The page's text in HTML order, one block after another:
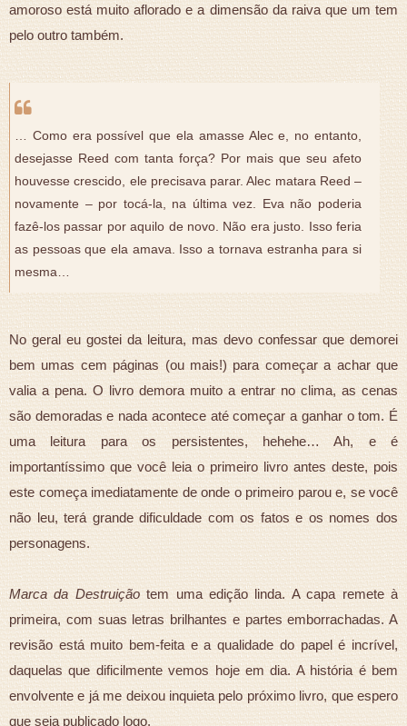
amoroso está muito aflorado e a dimensão da raiva que um tem
pelo outro também.
… Como era possível que ela amasse Alec e, no entanto,
desejasse Reed com tanta força? Por mais que seu afeto
houvesse crescido, ele precisava parar. Alec matara Reed –
novamente – por tocá-la, na última vez. Eva não poderia
fazê-los passar por aquilo de novo. Não era justo. Isso feria
as pessoas que ela amava. Isso a tornava estranha para si
mesma…
No geral eu gostei da leitura, mas devo confessar que demorei
bem umas cem páginas (ou mais!) para começar a achar que
valia a pena. O livro demora muito a entrar no clima, as cenas
são demoradas e nada acontece até começar a ganhar o tom. É
uma leitura para os persistentes, hehehe… Ah, e é
importantíssimo que você leia o primeiro livro antes deste, pois
este começa imediatamente de onde o primeiro parou e, se você
não leu, terá grande dificuldade com os fatos e os nomes dos
personagens.
Marca da Destruiçãotem uma edição linda. A capa remete à
primeira, com suas letras brilhantes e partes emborrachadas. A
revisão está muito bem-feita e a qualidade do papel é incrível,
daquelas que dificilmente vemos hoje em dia. A história é bem
envolvente e já me deixou inquieta pelo próximo livro, que espero
que seja publicado logo.